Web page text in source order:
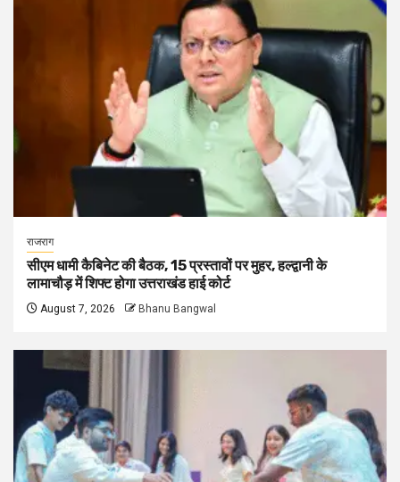
राजराग
सीएम धामी कैबिनेट की बैठक, 15 प्रस्तावों पर मुहर, हल्द्वानी के
लामाचौड़ में शिफ्ट होगा उत्तराखंड हाई कोर्ट
August 7, 2026 Bhanu Bangwal